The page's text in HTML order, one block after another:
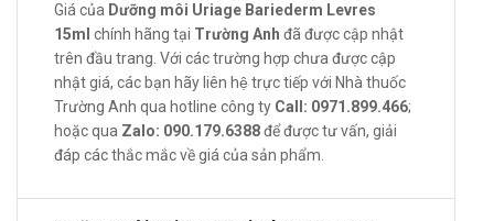
Kem dưỡng môi Uriage dùng cho môi khô, nứt nẻ, giúp
chăm sóc, làm dịu da môi.
Dược cấp bằng sáng chế – Poly-2p – có tác dụng cách
ly, chăm sóc và làm dịu vùng da môi bị thương tổn.
Sự kết hợp của hai loại polymer cô lập da trong việc
ngăn chặn môi khô nứt nẻ trong tương lai
Mang lại sự thoải mái hơn
Giá của Dưỡng môi Uriage Bariederm Levres
15ml chính hãng tại Trường Anh đã được cập nhật
trên đầu trang. Với các trường hợp chưa được cập
nhật giá, các bạn hãy liên hệ trực tiếp với Nhà thuốc
Trường Anh qua hotline công ty Call: 0971.899.466;
hoặc qua Zalo: 090.179.6388để được tư vấn, giải
đáp các thắc mắc về giá của sản phẩm.